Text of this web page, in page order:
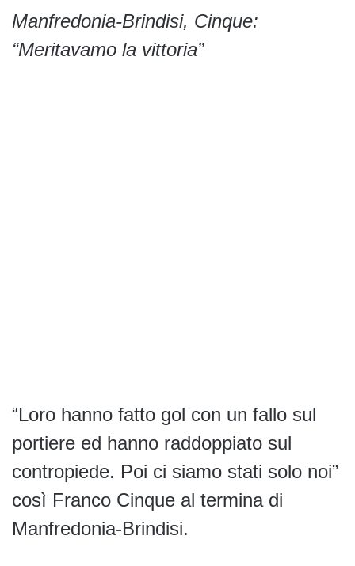
Manfredonia-Brindisi, Cinque:
“Meritavamo la vittoria”
“Loro hanno fatto gol con un fallo sul
portiere ed hanno raddoppiato sul
contropiede. Poi ci siamo stati solo noi”
così Franco Cinque al termina di
Manfredonia-Brindisi.